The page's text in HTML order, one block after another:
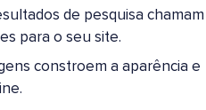
de pesquisa chamam
para o seu site.
constroem a aparência e